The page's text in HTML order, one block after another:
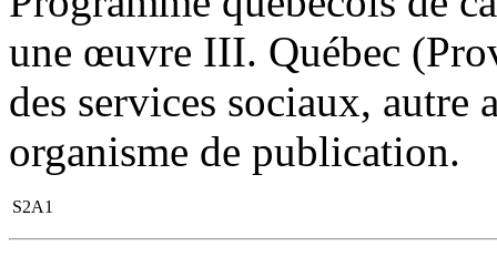
une œuvre III. Québec
des services sociaux, autre
organisme de publication.
S2A1